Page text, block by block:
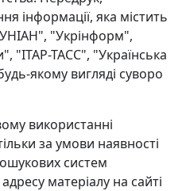
інформації, яка містить
"Укрінформ",
"ІТАР-ТАСС", "Українська
якому вигляді суворо
використанні
за умови наявності
систем
матеріалу на сайті